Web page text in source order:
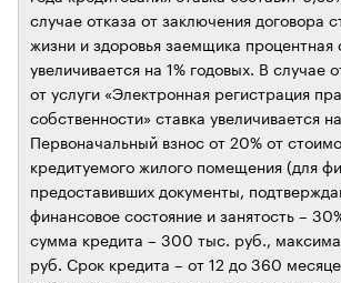
случае отказа от заключения договора
жизни и здоровья заемщика процентная
увеличивается на 1% годовых. В случае
от услуги «Электронная регистрация
собственности» ставка увеличивается
Первоначальный взнос от 20% от
кредитуемого жилого помещения (для
предоставивших документы,
финансовое состояние и занятость –
сумма кредита – 300 тыс. руб.,
руб. Срок кредита – от 12 до 360